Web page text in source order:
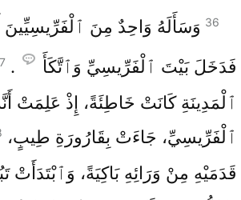
36 وَسَأَلَهُ وَاحِدٌ مِنَ ٱلْفَرِّيسِيِّينَ
فَدَخَلَ بَيْتَ ٱلْفَرِّيسِيِّ وَٱتَّكَأَ
.
ٱلْمَدِينَةِ كَانَتْ خَاطِئَةً، إِذْ عَلِمَتْ
ٱلْفَرِّيسِيِّ، جَاءَتْ بِقَارُورَةِ طِيبٍ،
قَدَمَيْهِ مِنْ وَرَائِهِ بَاكِيَةً، وَٱبْتَدَأَتْ